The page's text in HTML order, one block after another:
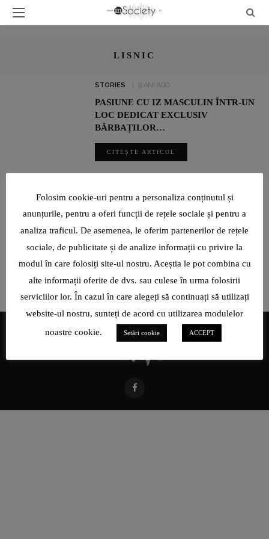
LISNIC
STORIES 9 ANI AGO
PASIUNE CU IZ MASCULIN ÎNTR-UN
LOC DEDICAT EXCLUSIV
BĂRBAȚILOR…
CITEȘTE ARTICOL
UN INTERVIU RAR CU LUMINIȚA PAUL, JURNALIST SPORTIV:
„SUNT O TIMIDĂ PE CARE VIAȚA ȘI PROFESIA AU ÎNVĂȚAT-O ȘI
AU FORȚAT-O SĂ DEVINĂ CURAJOASĂ!”
Folosim cookie-uri pentru a personaliza conținutul și
anunțurile, pentru a oferi funcții de rețele sociale și pentru a
analiza traficul. De asemenea, le oferim partenerilor de rețele
sociale, de publicitate și de analize informații cu privire la
modul în care folosiți site-ul nostru. Aceștia le pot combina cu
alte informații oferite de dvs. sau culese în urma folosirii
serviciilor lor. În cazul în care alegeți să continuați să utilizați
website-ul nostru, sunteți de acord cu utilizarea modulelor
noastre cookie.
Setări cookie ACCEPT